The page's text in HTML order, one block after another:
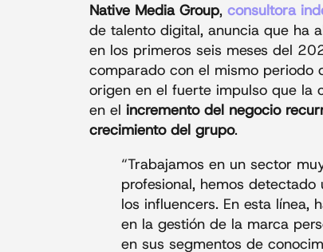
Native Media Group, consultora
de talento digital, anuncia que ha
en los primeros seis meses del
comparado con el mismo periodo
origen en el fuerte impulso que la
en el incremento del negocio
crecimiento del grupo.
“Trabajamos en un sector
profesional, hemos
los influencers. En esta línea,
en la gestión de la marca
en sus segmentos de